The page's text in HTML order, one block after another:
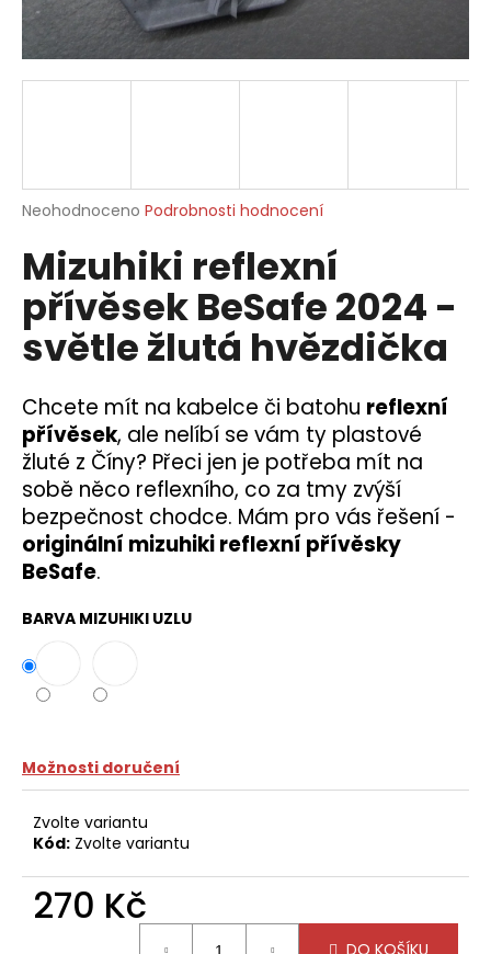
Průměrné
produktu
je
5
hvězdiček.
Neohodnoceno Podrobnosti hodnocení
Mizuhiki reflexní
přívěsek BeSafe 2024 -
světle žlutá hvězdička
Chcete mít na kabelce či batohu reflexní
přívěsek, ale nelíbí se vám ty plastové
žluté z Číny? Přeci jen je potřeba mít na
sobě něco reflexního, co za tmy zvýší
bezpečnost chodce. Mám pro vás řešení -
originální mizuhiki reflexní přívěsky
BeSafe.
BARVA MIZUHIKI UZLU
Možnosti doručení
Zvolte variantu
Kód: Zvolte variantu
270 Kč
a
j
í
HLEDAT
D
p
o
r
u
č
u
j
e
e